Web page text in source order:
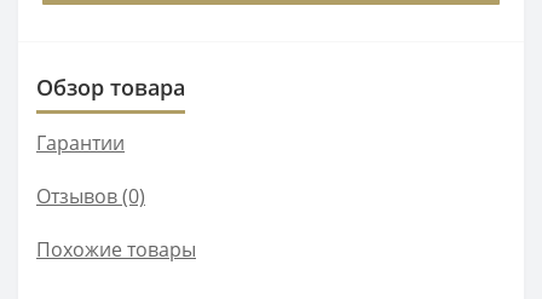
Обзор товара
Гарантии
Отзывов (0)
Похожие товары